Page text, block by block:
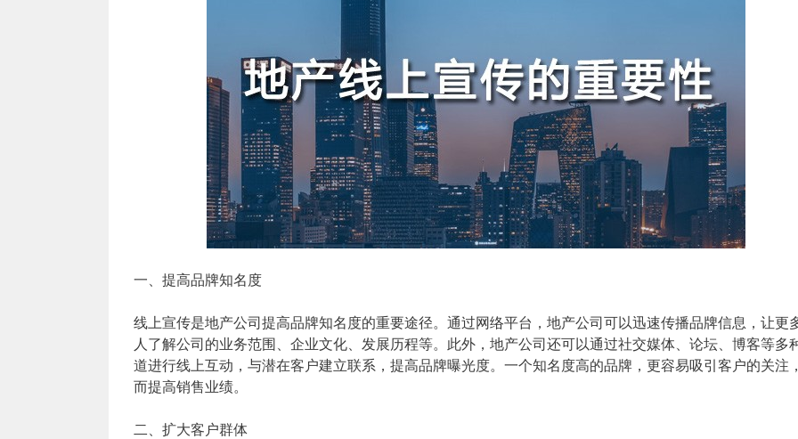
一、提高品牌知名度
线上宣传是地产公司提高品牌知名度的重要途径。通过网络平台，地产公司可以迅速传播品牌信息，让更
人了解公司的业务范围、企业文化、发展历程等。此外，地产公司还可以通过社交媒体、论坛、博客等多
道进行线上互动，与潜在客户建立联系，提高品牌曝光度。一个知名度高的品牌，更容易吸引客户的关注
而提高销售业绩。
二、扩大客户群体